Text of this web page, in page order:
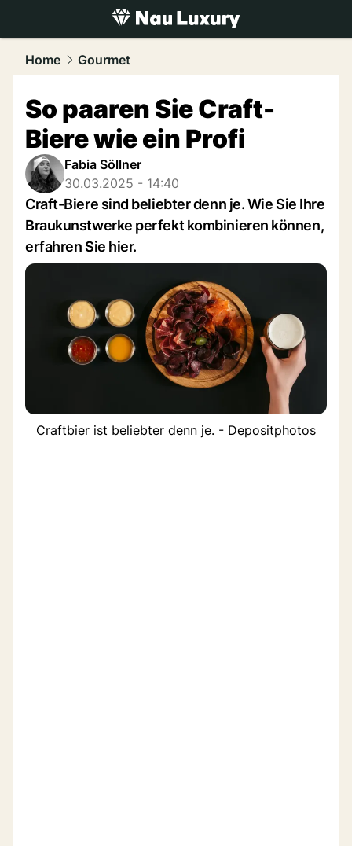
luxury.NAU.ch
Home Gourmet
So paaren Sie Craft-
Biere wie ein Profi
Fabia Söllner
30.03.2025 - 14:40
Craft-Biere sind beliebter denn je. Wie Sie Ihre
Braukunstwerke perfekt kombinieren können,
erfahren Sie hier.
Craftbier ist beliebter denn je. - Depositphotos